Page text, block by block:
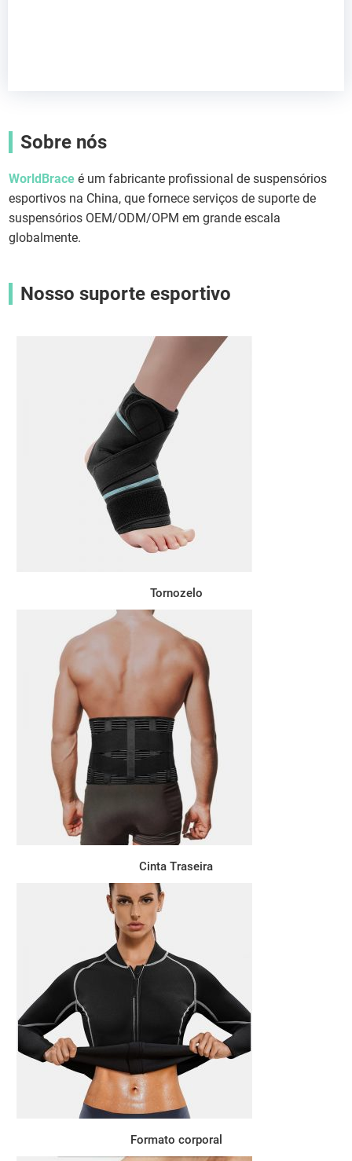
Sobre nós
WorldBrace é um fabricante profissional de suspensórios
esportivos na China, que fornece serviços de suporte de
suspensórios OEM/ODM/OPM em grande escala
globalmente.
Nosso suporte esportivo
Tornozelo
Cinta Traseira
Formato corporal